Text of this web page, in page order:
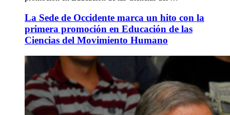
La Sede de Occidente marca un hito con la
primera promoción en Educación de las
Ciencias del Movimiento Humano